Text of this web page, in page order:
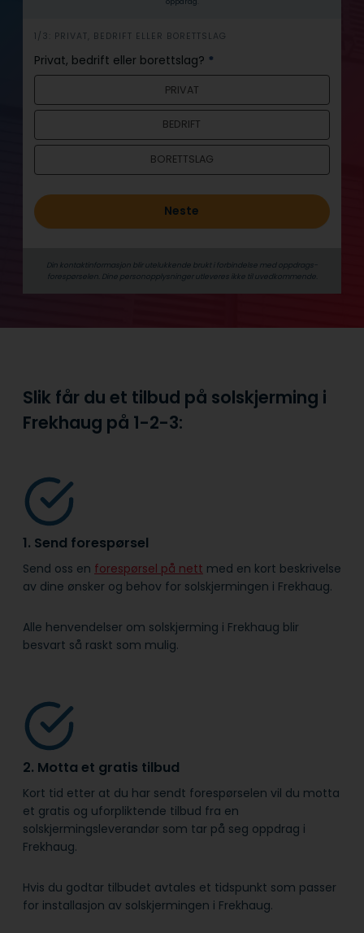
h
e
r
1/3: PRIVAT, BEDRIFT ELLER BORETTSLAG
Privat, bedrift eller borettslag? *
PRIVAT
BEDRIFT
BORETTSLAG
Neste
Din kontaktinformasjon blir utelukkende brukt i forbindelse med oppdrags­
forespørselen. Dine person­­opplysninger utleveres ikke til uvedkommende.
Slik får du et tilbud på solskjerming i
Frekhaug på 1-2-3:
1. Send forespørsel
Send oss en forespørsel på nett med en kort beskrivelse
av dine ønsker og behov for solskjermingen i Frekhaug.
Alle henvendelser om solskjerming i Frekhaug blir
besvart så raskt som mulig.
2. Motta et gratis tilbud
Kort tid etter at du har sendt forespørselen vil du motta
et gratis og uforpliktende tilbud fra en
solskjermingsleverandør som tar på seg oppdrag i
Frekhaug.
Hvis du godtar tilbudet avtales et tidspunkt som passer
for installasjon av solskjermingen i Frekhaug.